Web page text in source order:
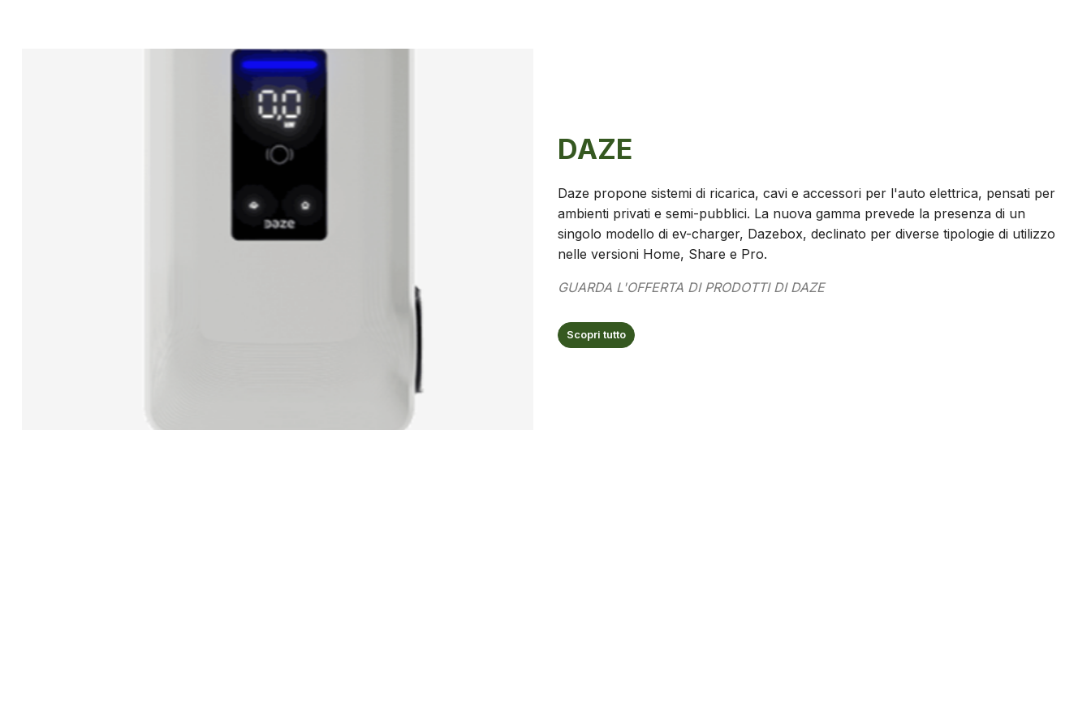
DAZE
Daze propone sistemi di ricarica, cavi e accessori per l'auto elettrica, pensati per
ambienti privati e semi-pubblici. La nuova gamma prevede la presenza di un
singolo modello di ev-charger, Dazebox, declinato per diverse tipologie di utilizzo
nelle versioni Home, Share e Pro.
GUARDA L'OFFERTA DI PRODOTTI DI DAZE
Scopri tutto